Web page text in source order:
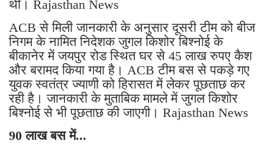
थी। Rajasthan News
ACB से मिली जानकारी के अनुसार दूसरी टीम को बीज
निगम के नामित निदेशक जुगल किशोर बिश्नोई के
बीकानेर में जयपुर रोड स्थित घर से 45 लाख रुपए कैश
और बरामद किया गया है। ACB टीम बस से पकड़े गए
युवक स्वतंत्र ज्याणी को हिरासत में लेकर पूछताछ कर
रही है। जानकारी के मुताबिक मामले में जुगल किशोर
बिश्नोई से भी पूछताछ की जाएगी। Rajasthan News
90 लाख बस में...